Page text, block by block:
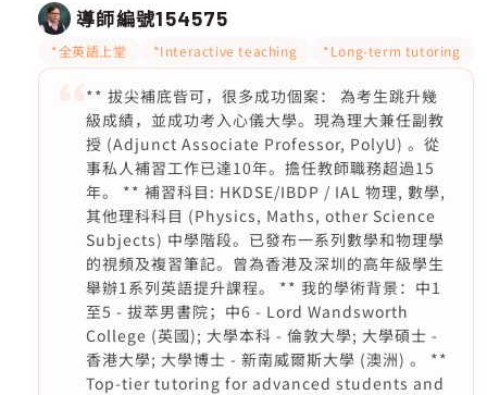
導師編號154575
*全英語上堂 *Interactive teaching *Long-term tutoring
** 拔尖補底㫮可，很多成功個案： 為考生跳升幾
級成績，並成功考入心儀大學。現為理大兼任副教
授 (Adjunct Associate Professor, PolyU) 。從
事私人補習工作已達10年。擔任教師職務超過15
年。 ** 補習科目: HKDSE/IBDP / IAL 物理, 數學,
其他理科科目 (Physics, Maths, other Science
Subjects) 中學階段。已發布一系列數學和物理學
的視頻及複習筆記。曾為香港及深圳的高年級學生
舉辦1系列英語提升課程。 ** 我的學術背景：中1
至5 - 拔萃男書院；中6 - Lord Wandsworth
College (英國); 大學本科 - 倫敦大學; 大學碩士 -
香港大學; 大學博士 - 新南威爾斯大學 (澳洲) 。 **
Top-tier tutoring for advanced students and